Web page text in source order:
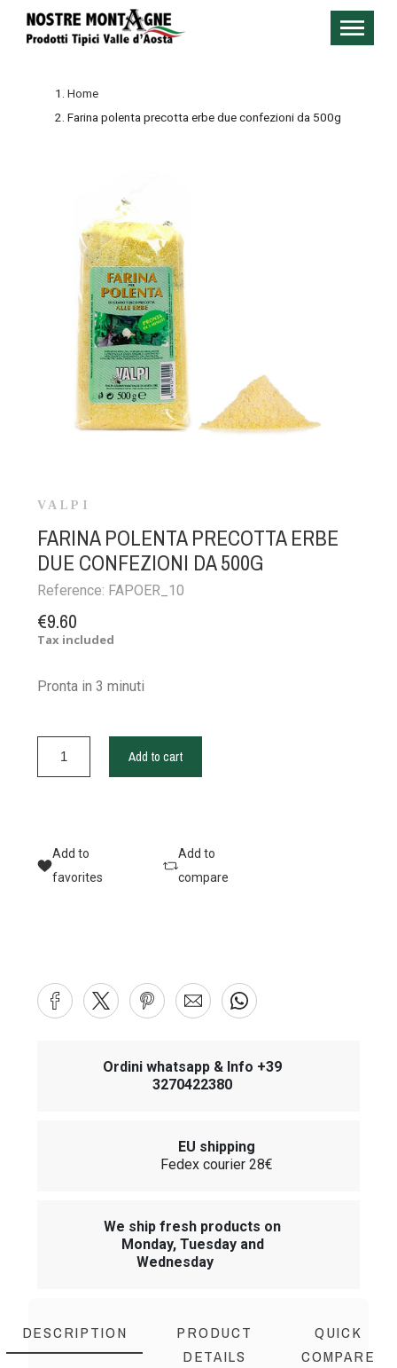
Home
Farina polenta precotta erbe due confezioni da 500g
VALPI
FARINA POLENTA PRECOTTA ERBE
DUE CONFEZIONI DA 500G
Reference: FAPOER_10
€9.60
Tax included
Pronta in 3 minuti
Add to cart
Add to
favorites
Add to
compare
Ordini whatsapp & Info +39
3270422380
EU shipping
Fedex courier 28€
We ship fresh products on
Monday, Tuesday and
Wednesday
DESCRIPTION
PRODUCT
DETAILS
QUICK
COMPARE